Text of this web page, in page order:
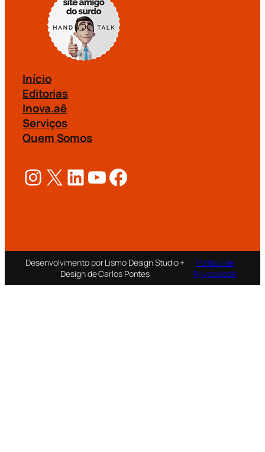
Início
Editorias
Inova.aê
Serviços
Quem Somos
Instagram X LinkedIn Youtube Facebook
Desenvolvimento por Lismo Design Studio +
Design de Carlos Pontes
Política de
Privacidade